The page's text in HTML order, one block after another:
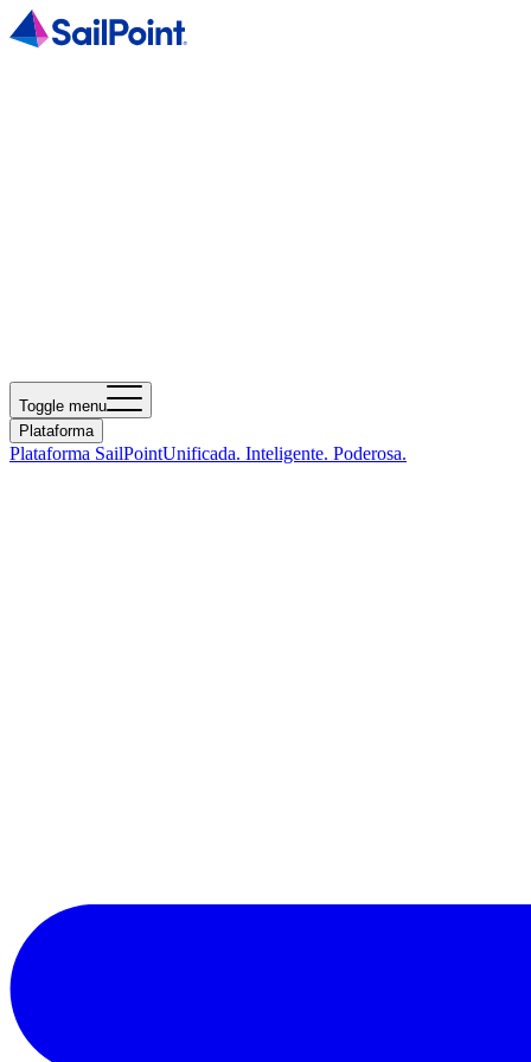
Toggle menu
Plataforma
Plataforma SailPointUnificada. Inteligente. Poderosa.